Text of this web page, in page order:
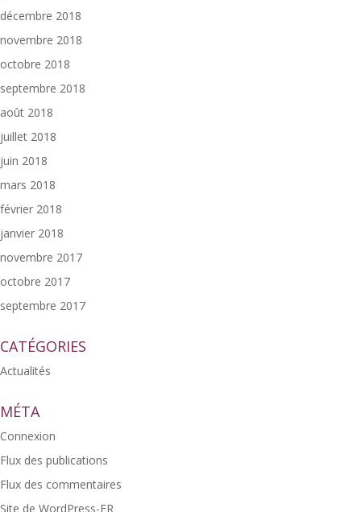
décembre 2018
novembre 2018
octobre 2018
septembre 2018
août 2018
juillet 2018
juin 2018
mars 2018
février 2018
janvier 2018
novembre 2017
octobre 2017
septembre 2017
CATÉGORIES
Actualités
MÉTA
Connexion
Flux des publications
Flux des commentaires
Site de WordPress-FR